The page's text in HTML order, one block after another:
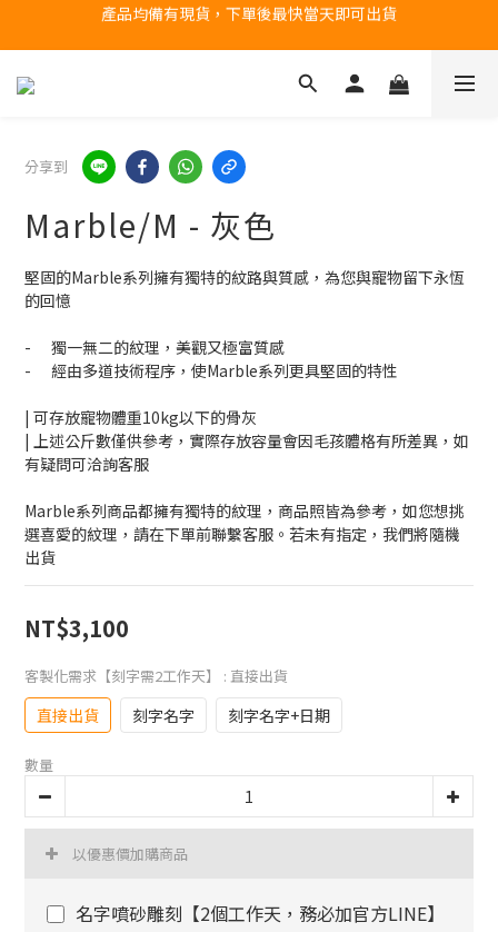
台北民權門市，現貨展示中
台北民權門市，現貨展示中
如需盡快到貨，請選「宅配配送」
台北民權門市，現貨展示中
分享到
Marble/M - 灰色
堅固的Marble系列擁有獨特的紋路與質感，為您與寵物留下永恆
的回憶
-	獨一無二的紋理，美觀又極富質感
-	經由多道技術程序，使Marble系列更具堅固的特性
| 可存放寵物體重10kg以下的骨灰
| 上述公斤數僅供參考，實際存放容量會因毛孩體格有所差異，如
有疑問可洽詢客服
Marble系列商品都擁有獨特的紋理，商品照皆為參考，如您想挑
選喜愛的紋理，請在下單前聯繫客服。若未有指定，我們將隨機
出貨
NT$3,100
客製化需求【刻字需2工作天】 : 直接出貨
直接出貨 刻字名字 刻字名字+日期
數量
以優惠價加購商品
名字噴砂雕刻【2個工作天，務必加官方LINE】